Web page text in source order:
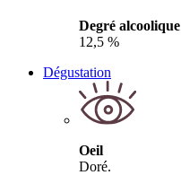
Degré alcoolique
12,5 %
Dégustation
Oeil
Doré.